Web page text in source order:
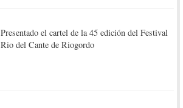
Presentado el cartel de la 45 edición del Festival
Rio del Cante de Riogordo